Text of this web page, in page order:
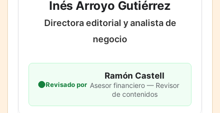
Inés Arroyo Gutiérrez
Directora editorial y analista de
negocio
Revisado por
Ramón Castell
Asesor financiero — Revisor
de contenidos